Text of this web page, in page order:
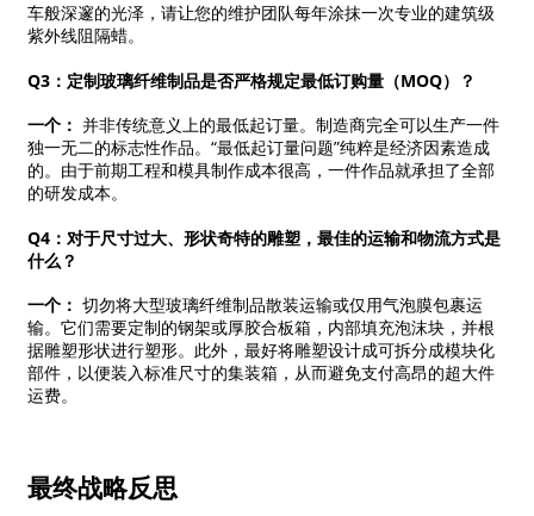
车般深邃的光泽，请让您的维护团队每年涂抹一次专业的建筑级
紫外线阻隔蜡。
Q3：定制玻璃纤维制品是否严格规定最低订购量（MOQ）？
一个： 并非传统意义上的最低起订量。制造商完全可以生产一件
独一无二的标志性作品。“最低起订量问题”纯粹是经济因素造成
的。由于前期工程和模具制作成本很高，一件作品就承担了全部
的研发成本。
Q4：对于尺寸过大、形状奇特的雕塑，最佳的运输和物流方式是
什么？
一个： 切勿将大型玻璃纤维制品散装运输或仅用气泡膜包裹运
输。它们需要定制的钢架或厚胶合板箱，内部填充泡沫块，并根
据雕塑形状进行塑形。此外，最好将雕塑设计成可拆分成模块化
部件，以便装入标准尺寸的集装箱，从而避免支付高昂的超大件
运费。
最终战略反思